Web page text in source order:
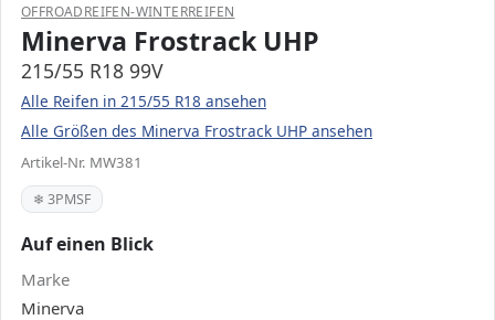
OFFROADREIFEN-WINTERREIFEN
Minerva Frostrack UHP
215/55 R18 99V
Alle Reifen in 215/55 R18 ansehen
Alle Größen des Minerva Frostrack UHP ansehen
Artikel-Nr. MW381
❄ 3PMSF
Auf einen Blick
Marke
Minerva